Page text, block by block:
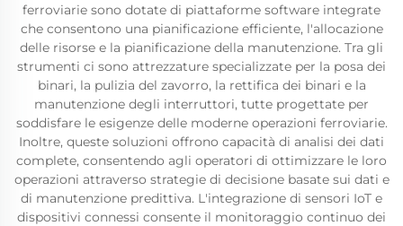
ferroviarie sono dotate di piattaforme software integrate
che consentono una pianificazione efficiente, l'allocazione
delle risorse e la pianificazione della manutenzione. Tra gli
strumenti ci sono attrezzature specializzate per la posa dei
binari, la pulizia del zavorro, la rettifica dei binari e la
manutenzione degli interruttori, tutte progettate per
soddisfare le esigenze delle moderne operazioni ferroviarie.
Inoltre, queste soluzioni offrono capacità di analisi dei dati
complete, consentendo agli operatori di ottimizzare le loro
operazioni attraverso strategie di decisione basate sui dati e
di manutenzione predittiva. L'integrazione di sensori IoT e
dispositivi connessi consente il monitoraggio continuo dei